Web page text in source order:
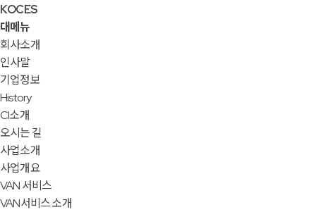
KOCES
대메뉴
회사소개
인사말
기업정보
History
CI소개
오시는 길
사업소개
사업개요
VAN 서비스
VAN서비스 소개